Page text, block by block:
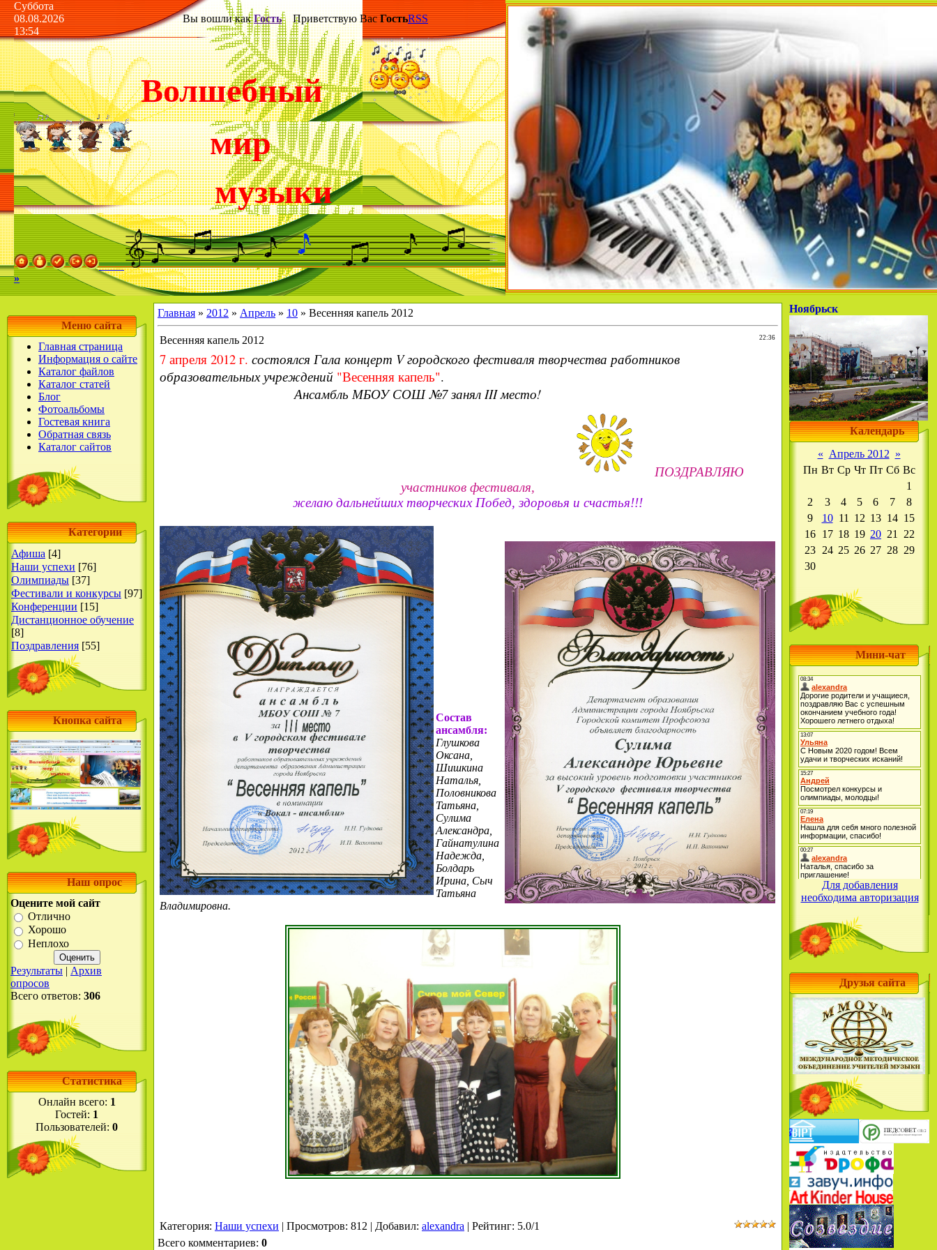
Суббота
08.08.2026
13:54
Вы вошли как ГостьПриветствую Вас ГостьRSS
Волшебный
мир
музыки
»
Меню сайта
Главная страница
Информация о сайте
Каталог файлов
Каталог статей
Блог
Фотоальбомы
Гостевая книга
Обратная связь
Каталог сайтов
Категории
Афиша [4]
Наши успехи [76]
Олимпиады [37]
Фестивали и конкурсы [97]
Конференции [15]
Дистанционное обучение
[8]
Поздравления [55]
Кнопка сайта
Наш опрос
Оцените мой сайт
Отлично
Хорошо
Неплохо
Результаты | Архив
опросов
Всего ответов: 306
Статистика
Онлайн всего: 1
Гостей: 1
Пользователей: 0
Главная » 2012 » Апрель » 10 » Весенняя капель 2012
22:36
Весенняя капель 2012
7 апреля 2012 г. состоялся Гала концерт V городского фестиваля творчества работников
образовательных учреждений "Весенняя капель".
Ансамбль МБОУ СОШ №7 занял III место!
ПОЗДРАВЛЯЮ
участников фестиваля,
желаю дальнейших творческих Побед, здоровья и счастья!!!
Состав
ансамбля:
Глушкова
Оксана,
Шишкина
Наталья
Половникова
Татьяна,
Сулима
Александра,
Гайнатулина
Надежда
Болдарь
Ирина, Сыч
Татьяна
Владимировна.
Категория: Наши успехи | Просмотров: 812 | Добавил: alexandra | Рейтинг: 5.0/1
Всего комментариев: 0
Ноябрьск
Календарь
« Апрель 2012 »
Пн Вт Ср Чт Пт Сб Вс
1
2
3 4 5 6 7
8
9
10 11 12 13 14 15
16 17 18 19 20 21
22
23 24 25 26 27 28 29
30
Мини-чат
Для добавления
необходима авторизация
Друзья сайта